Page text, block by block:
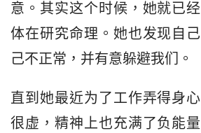
意。其实这个时候，她就已
体在研究命理。她也发现自
己不正常，并有意躲避我们。
直到她最近为了工作弄得身
很虚，精神上也充满了负能